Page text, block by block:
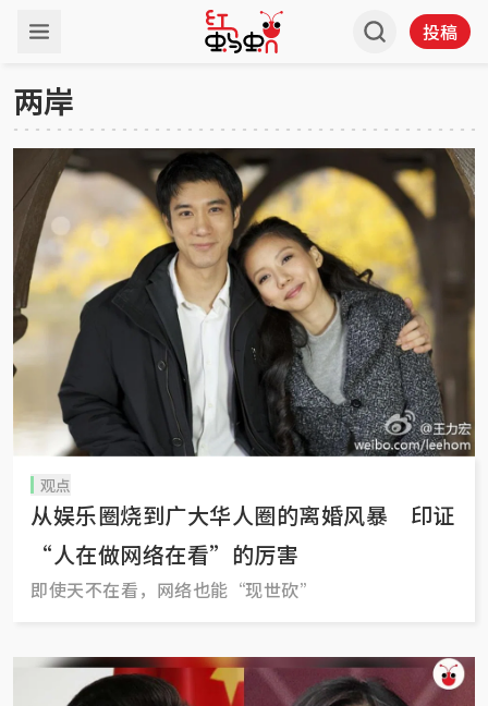
投稿
两岸
观点
从娱乐圈烧到广大华人圈的离婚风暴 印证
“人在做网络在看”的厉害
即使天不在看，网络也能“现世砍”